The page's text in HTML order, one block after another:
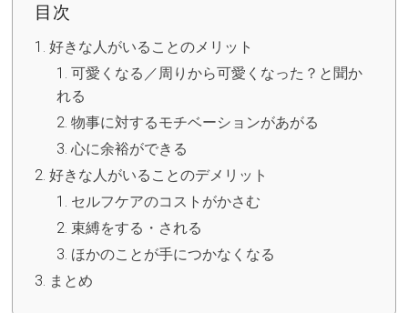
目次
好きな人がいることのメリット
可愛くなる／周りから可愛くなった？と聞か
れる
物事に対するモチベーションがあがる
心に余裕ができる
好きな人がいることのデメリット
セルフケアのコストがかさむ
束縛をする・される
ほかのことが手につかなくなる
まとめ